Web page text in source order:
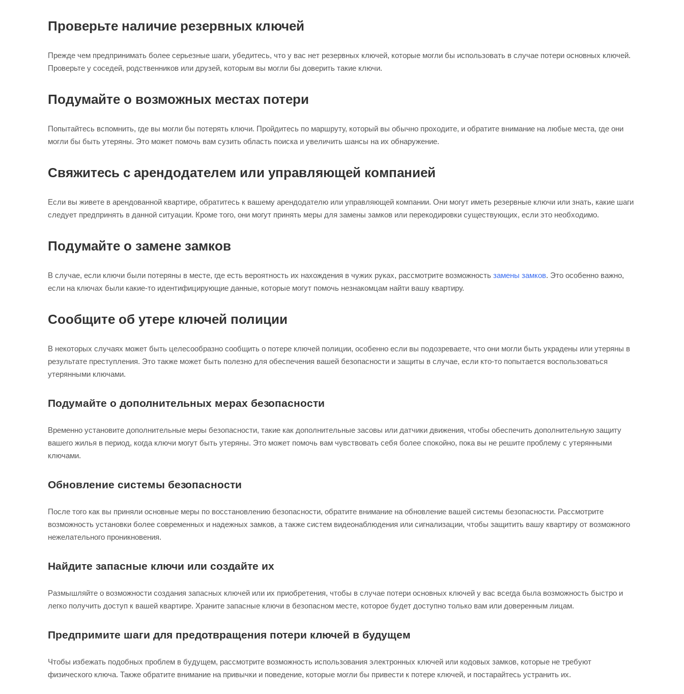
Проверьте наличие резервных ключей
Прежде чем предпринимать более серьезные шаги, убедитесь, что у вас нет резервных ключей, которые могли бы использовать в случае потери основных ключей.
Проверьте у соседей, родственников или друзей, которым вы могли бы доверить такие ключи.
Подумайте о возможных местах потери
Попытайтесь вспомнить, где вы могли бы потерять ключи. Пройдитесь по маршруту, который вы обычно проходите, и обратите внимание на любые места, где они
могли бы быть утеряны. Это может помочь вам сузить область поиска и увеличить шансы на их обнаружение.
Свяжитесь с арендодателем или управляющей компанией
Если вы живете в арендованной квартире, обратитесь к вашему арендодателю или управляющей компании. Они могут иметь резервные ключи или знать, какие шаги
следует предпринять в данной ситуации. Кроме того, они могут принять меры для замены замков или перекодировки существующих, если это необходимо.
Подумайте о замене замков
В случае, если ключи были потеряны в месте, где есть вероятность их нахождения в чужих руках, рассмотрите возможность замены замков. Это особенно важно,
если на ключах были какие-то идентифицирующие данные, которые могут помочь незнакомцам найти вашу квартиру.
Сообщите об утере ключей полиции
В некоторых случаях может быть целесообразно сообщить о потере ключей полиции, особенно если вы подозреваете, что они могли быть украдены или утеряны в
результате преступления. Это также может быть полезно для обеспечения вашей безопасности и защиты в случае, если кто-то попытается воспользоваться
утерянными ключами.
Подумайте о дополнительных мерах безопасности
Временно установите дополнительные меры безопасности, такие как дополнительные засовы или датчики движения, чтобы обеспечить дополнительную защиту
вашего жилья в период, когда ключи могут быть утеряны. Это может помочь вам чувствовать себя более спокойно, пока вы не решите проблему с утерянными
ключами.
Обновление системы безопасности
После того как вы приняли основные меры по восстановлению безопасности, обратите внимание на обновление вашей системы безопасности. Рассмотрите
возможность установки более современных и надежных замков, а также систем видеонаблюдения или сигнализации, чтобы защитить вашу квартиру от возможного
нежелательного проникновения.
Найдите запасные ключи или создайте их
Размышляйте о возможности создания запасных ключей или их приобретения, чтобы в случае потери основных ключей у вас всегда была возможность быстро и
легко получить доступ к вашей квартире. Храните запасные ключи в безопасном месте, которое будет доступно только вам или доверенным лицам.
Предпримите шаги для предотвращения потери ключей в будущем
Чтобы избежать подобных проблем в будущем, рассмотрите возможность использования электронных ключей или кодовых замков, которые не требуют
физического ключа. Также обратите внимание на привычки и поведение, которые могли бы привести к потере ключей, и постарайтесь устранить их.